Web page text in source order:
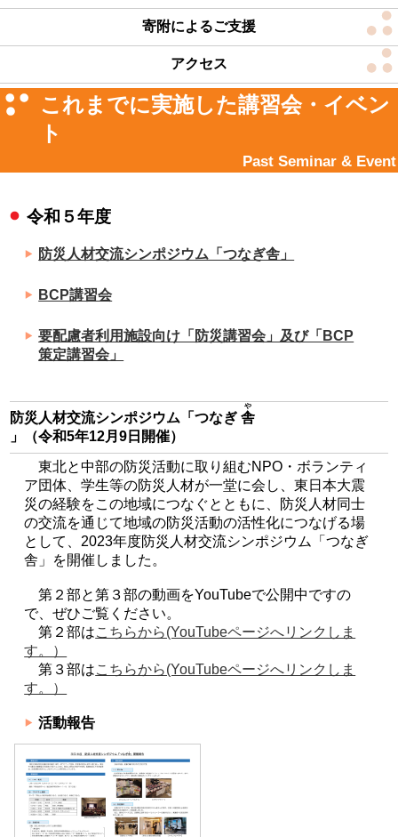
寄附によるご支援
アクセス
これまでに実施した講習会・イベン
ト
Past Seminar & Event
令和５年度
防災人材交流シンポジウム「つなぎ舎」
BCP講習会
要配慮者利用施設向け「防災講習会」及び「BCP
策定講習会」
防災人材交流シンポジウム「つなぎ舎
や
」（令和5年12月9日開催）
東北と中部の防災活動に取り組むNPO・ボランティ
ア団体、学生等の防災人材が一堂に会し、東日本大震
災の経験をこの地域につなぐとともに、防災人材同士
の交流を通じて地域の防災活動の活性化につなげる場
として、2023年度防災人材交流シンポジウム「つなぎ
舎」を開催しました。
第２部と第３部の動画をYouTubeで公開中ですの
で、ぜひご覧ください。
第２部はこちらから(YouTubeページへリンクしま
す。）
第３部はこちらから(YouTubeページへリンクしま
す。）
活動報告